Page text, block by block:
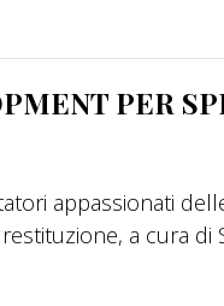
PER
appassionati
a cura